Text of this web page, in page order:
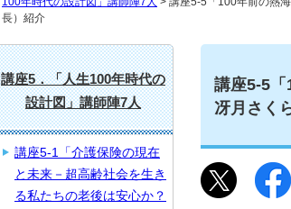
長）紹介
講座5-5「
冴月さく
講座5．「人生100年時代の
設計図」講師陣7人
講座5-1「介護保険の現在
と未来－超高齢社会を生き
る私たちの老後は安心か？